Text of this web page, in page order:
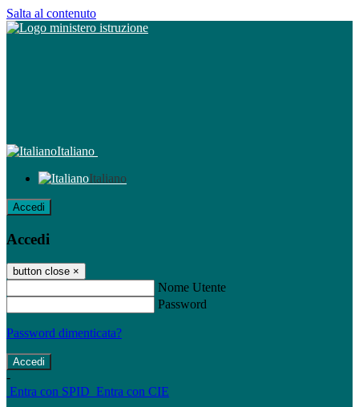
Salta al contenuto
Italiano
Italiano
Accedi
Accedi
button close ×
Nome Utente
Password
Password dimenticata?
-
Entra con SPID Entra con CIE